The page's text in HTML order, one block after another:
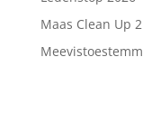
Maas Clean Up